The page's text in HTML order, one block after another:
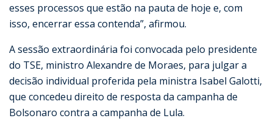
esses processos que estão na pauta de hoje e, com
isso, encerrar essa contenda”, afirmou.
A sessão extraordinária foi convocada pelo presidente
do TSE, ministro Alexandre de Moraes, para julgar a
decisão individual proferida pela ministra Isabel Galotti,
que concedeu direito de resposta da campanha de
Bolsonaro contra a campanha de Lula.